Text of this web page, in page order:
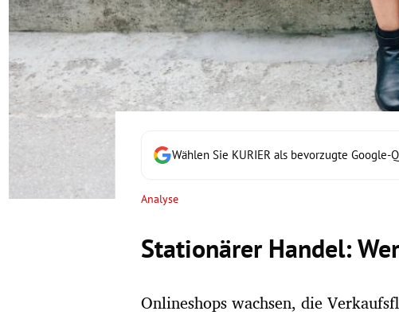
Untermenü
Untermenü
Untermenü
Untermenü
Untermenü
Wählen Sie KURIER als bevorzugte Google-
Analyse
Stationärer Handel:
Onlineshops wachsen, die